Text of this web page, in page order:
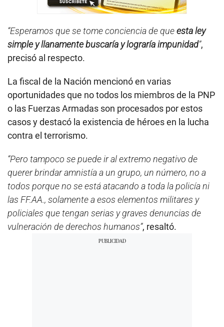
“Esperamos que se tome conciencia de queesta ley
simple y llanamente buscaría y lograría impunidad”,
precisó al respecto.
La fiscal de la Nación mencionó en varias
oportunidades que no todos los miembros de la PNP
o las Fuerzas Armadas son procesados por estos
casos y destacó la existencia de héroes en la lucha
contra el terrorismo.
“Pero tampoco se puede ir al extremo negativo de
querer brindar amnistía a un grupo, un número, no a
todos porque no se está atacando a toda la policía ni
las FF.AA., solamente a esos elementos militares y
policiales que tengan serias y graves denuncias de
vulneración de derechos humanos”, resaltó.